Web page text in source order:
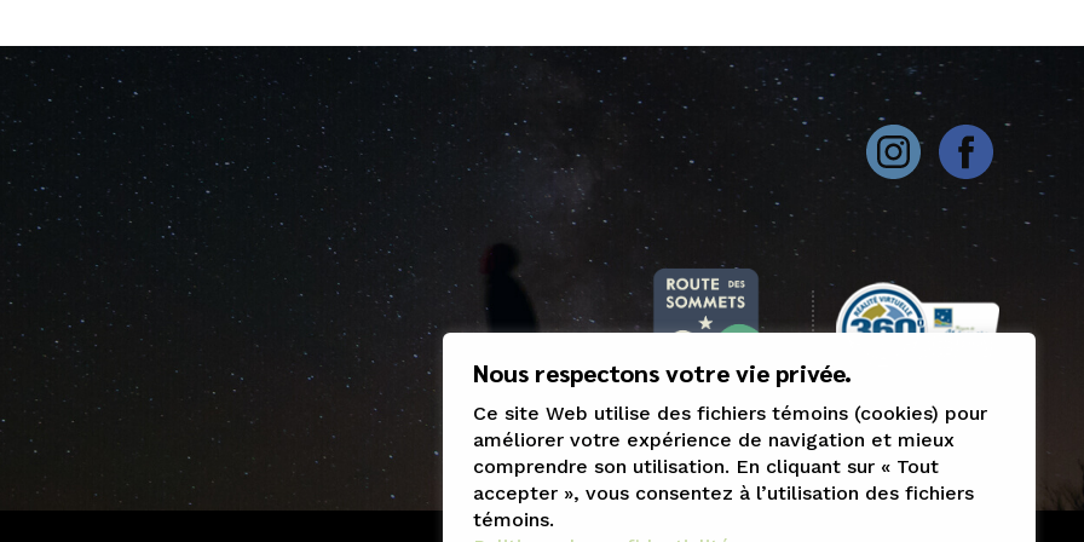
Nous respectons votre vie privée.
Ce site Web utilise des fichiers témoins (cookies) pour
améliorer votre expérience de navigation et mieux
comprendre son utilisation. En cliquant sur « Tout
accepter », vous consentez à l’utilisation des fichiers
témoins.